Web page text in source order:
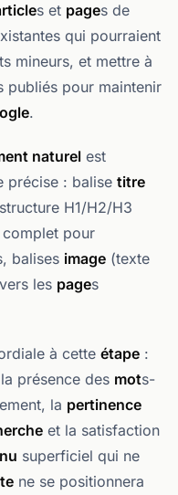
s et pages de
qui pourraient
mineurs, et mettre à
publiés pour maintenir
.
naturel est
précise : balise titre
H1/H2/H3
pour
balises image (texte
les pages
à cette étape :
présence des mots-
la pertinence
et la satisfaction
superficiel qui ne
ne se positionnera